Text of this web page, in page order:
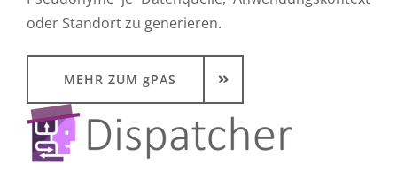
oder Standort zu generieren.
MEHR ZUM gPAS